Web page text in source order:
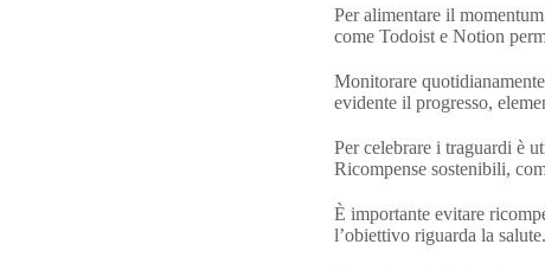
Per alimentare il
come Todoist e Notion
Monitorare
evidente il progresso,
Per celebrare i traguardi è
Ricompense sostenibili,
È importante evitare
l’obiettivo riguarda la